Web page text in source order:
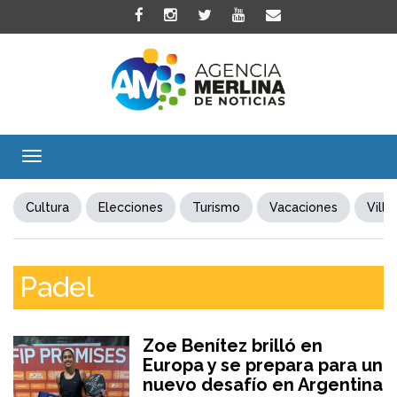
Toggle
Cultura Elecciones Turismo Vacaciones Villa
Padel
Zoe Benítez brilló en
Europa y se prepara para un
nuevo desafío en Argentina